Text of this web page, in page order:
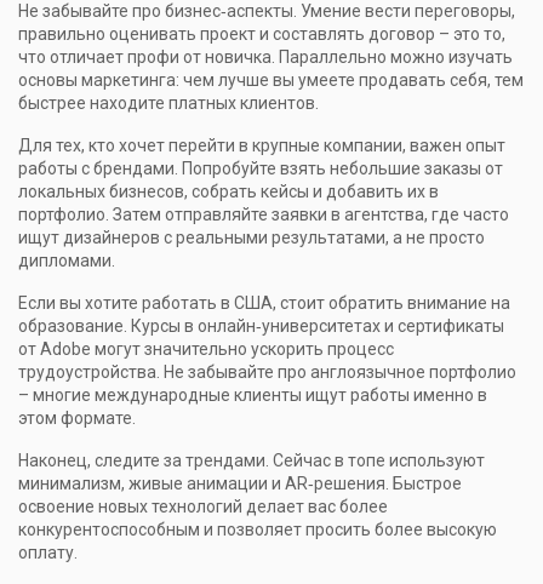
Не забывайте про бизнес‑аспекты. Умение вести переговоры,
правильно оценивать проект и составлять договор – это то,
что отличает профи от новичка. Параллельно можно изучать
основы маркетинга: чем лучше вы умеете продавать себя, тем
быстрее находите платных клиентов.
Для тех, кто хочет перейти в крупные компании, важен опыт
работы с брендами. Попробуйте взять небольшие заказы от
локальных бизнесов, собрать кейсы и добавить их в
портфолио. Затем отправляйте заявки в агентства, где часто
ищут дизайнеров с реальными результатами, а не просто
дипломами.
Если вы хотите работать в США, стоит обратить внимание на
образование. Курсы в онлайн‑университетах и сертификаты
от Adobe могут значительно ускорить процесс
трудоустройства. Не забывайте про англоязычное портфолио
– многие международные клиенты ищут работы именно в
этом формате.
Наконец, следите за трендами. Сейчас в топе используют
минимализм, живые анимации и AR‑решения. Быстрое
освоение новых технологий делает вас более
конкурентоспособным и позволяет просить более высокую
оплату.